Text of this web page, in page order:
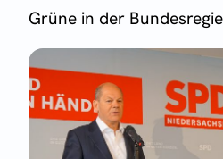
Grüne in der